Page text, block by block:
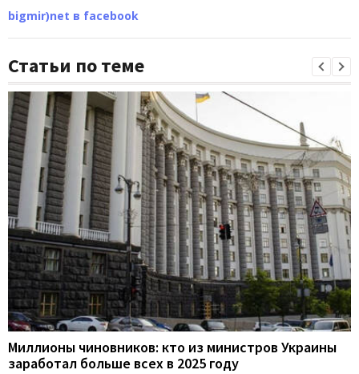
bigmir)net в facebook
Статьи по теме
Миллионы чиновников: кто из министров Украины
заработал больше всех в 2025 году